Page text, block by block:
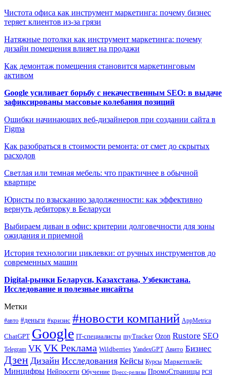
Чистота офиса как инструмент маркетинга: почему бизнес
теряет клиентов из-за грязи
Натяжные потолки как инструмент маркетинга: почему
дизайн помещения влияет на продажи
Как демонтаж помещения становится маркетинговым
активом
Google усиливает борьбу с некачественным SEO: в выдаче
зафиксированы массовые колебания позиций
Ошибки начинающих веб-дизайнеров при создании сайта в
Figma
Как разобраться в стоимости ремонта: от смет до скрытых
расходов
Светлая или темная мебель: что практичнее в обычной
квартире
Юристы по взысканию задолженности: как эффективно
вернуть дебиторку в Беларуси
Выбираем диван в офис: критерии долговечности для зоны
ожидания и приемной
История технологии циклевки: от ручных инструментов до
современных машин
Digital-рынки Беларуси, Казахстана, Узбекистана.
Исследование и полезные инсайты
Метки
#авто #деньги #кризис #новости компаний AppMetrica
ChatGPT Google IT-специалисты myTracker Ozon Rustore SEO
Telegram VK VK Реклама Wildberries YandexGPT Авито Бизнес
Дзен Дизайн Исследования Кейсы Курсы Маркетплейс
Минцифры Нейросети Обучение Пресс-релизы ПромоСтраницы РСЯ